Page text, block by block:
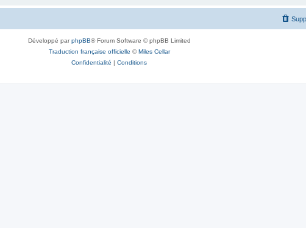
Développé parphpBB® Forum Software © phpBB Limited
Traduction française officielle ©Miles Cellar
Confidentialité | Conditions